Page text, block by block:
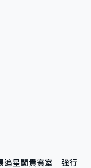
追星闖貴賓室 強行